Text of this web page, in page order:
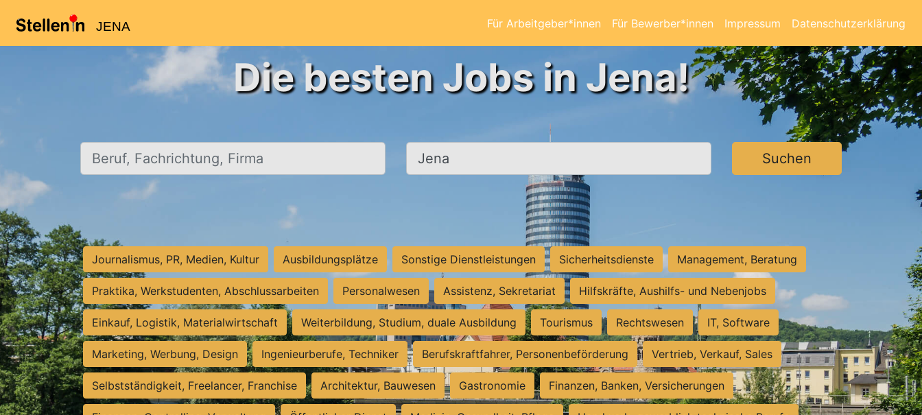
JENA Für Arbeitgeber*innen Für Bewerber*innen Impressum Datenschutzerklärung
Die besten Jobs in Jena!
Beruf, Fachrichtung, Firma Ort, Stadt Suchen
Journalismus, PR, Medien, Kultur Ausbildungsplätze Sonstige Dienstleistungen Sicherheitsdienste Management, Beratung
Praktika, Werkstudenten, Abschlussarbeiten Personalwesen Assistenz, Sekretariat Hilfskräfte, Aushilfs- und Nebenjobs
Einkauf, Logistik, Materialwirtschaft Weiterbildung, Studium, duale Ausbildung Tourismus Rechtswesen IT, Software
Marketing, Werbung, Design Ingenieurberufe, Techniker Berufskraftfahrer, Personenbeförderung Vertrieb, Verkauf, Sales
Selbstständigkeit, Freelancer, Franchise Architektur, Bauwesen Gastronomie Finanzen, Banken, Versicherungen